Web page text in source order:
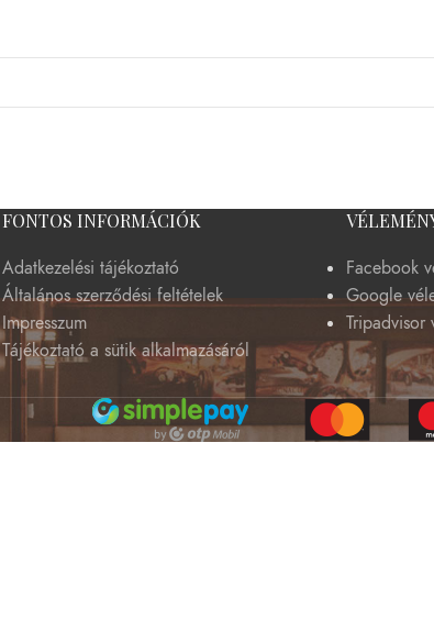
FONTOS INFORMÁCIÓK
Adatkezelési tájékoztató
Általános szerződési feltételek
Impresszum
Tájékoztató a sütik alkalmazásáról
Facebook
Google
Tripadvisor